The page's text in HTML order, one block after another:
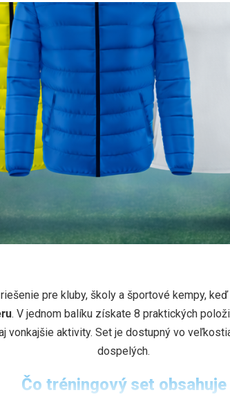
+ tričko + šortky + taška + čiapka +
pre kluby, školy a športové kempy,
. V jednom balíku získate 8 praktických
vonkajšie aktivity. Set je dostupný vo
dospelých.
Čo tréningový set obsahuje